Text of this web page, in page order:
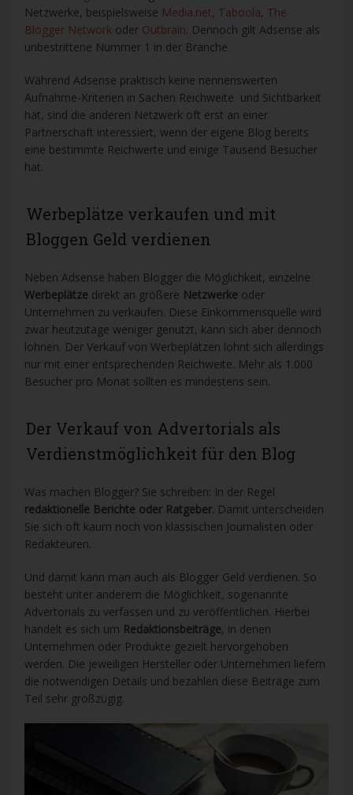
Netzwerke, beispielsweise Media.net, Taboola, The
Blogger Network oder Outbrain. Dennoch gilt Adsense als
unbestrittene Nummer 1 in der Branche.
Während Adsense praktisch keine nennenswerten
Aufnahme-Kriterien in Sachen Reichweite und Sichtbarkeit
hat, sind die anderen Netzwerk oft erst an einer
Partnerschaft interessiert, wenn der eigene Blog bereits
eine bestimmte Reichwerte und einige Tausend Besucher
hat.
Werbeplätze verkaufen und mit
Bloggen Geld verdienen
Neben Adsense haben Blogger die Möglichkeit, einzelne
Werbeplätze direkt an größere Netzwerke oder
Unternehmen zu verkaufen. Diese Einkommensquelle wird
zwar heutzutage weniger genutzt, kann sich aber dennoch
lohnen. Der Verkauf von Werbeplätzen lohnt sich allerdings
nur mit einer entsprechenden Reichweite. Mehr als 1.000
Besucher pro Monat sollten es mindestens sein.
Der Verkauf von Advertorials als
Verdienstmöglichkeit für den Blog
Was machen Blogger? Sie schreiben: In der Regel
redaktionelle Berichte oder Ratgeber. Damit unterscheiden
Sie sich oft kaum noch von klassischen Journalisten oder
Redakteuren.
Und damit kann man auch als Blogger Geld verdienen. So
besteht unter anderem die Möglichkeit, sogenannte
Advertorials zu verfassen und zu veröffentlichen. Hierbei
handelt es sich um Redaktionsbeiträge, in denen
Unternehmen oder Produkte gezielt hervorgehoben
werden. Die jeweiligen Hersteller oder Unternehmen liefern
die notwendigen Details und bezahlen diese Beiträge zum
Teil sehr großzügig.